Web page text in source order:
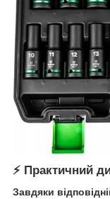
⚡ Практичний
Завдяки